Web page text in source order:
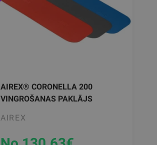
AIREX® CORONELLA 200
VINGROŠANAS PAKLĀJS
AIREX